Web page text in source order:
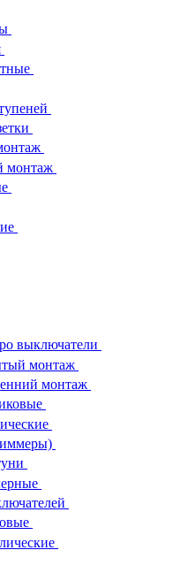
монтаж
выключатели
монтаж
монтаж